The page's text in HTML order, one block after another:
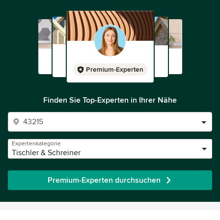
Premium-Experten
Finden Sie Top-Experten in Ihrer Nähe
Expertenkategorie
Tischler & Schreiner
Premium-Experten durchsuchen